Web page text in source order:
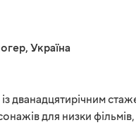
, Україна
дванадцятирічним
для низки фільмів,